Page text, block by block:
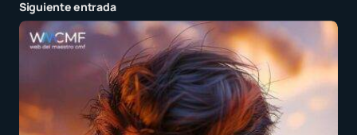
Siguiente entrada